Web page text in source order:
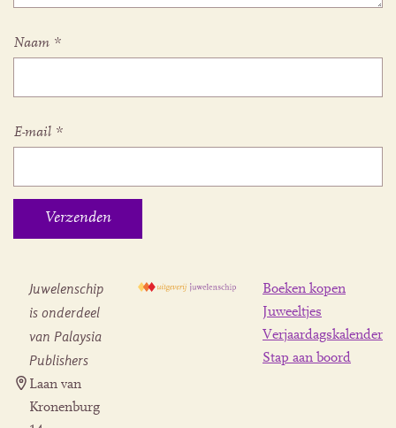
Naam *
E-mail *
Juwelenschip
is onderdeel
van Palaysia
Publishers
Laan van
Kronenburg
Boeken kopen
Juweeltjes
Verjaardagskalender
Stap aan boord